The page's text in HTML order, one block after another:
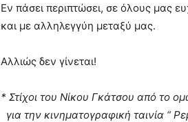
Εν πάσει περιπτώσει, σε όλους μας
και με αλληλεγγύη μεταξύ μας.
Αλλιώς δεν γίνεται!
* Στίχοι του Νίκου Γκάτσου από το
για την κινηματογραφική ταινία “